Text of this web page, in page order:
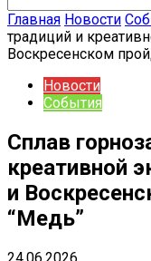
Главная Новости
традиций и
Воскресенском
Новости
События
Сплав
креативной
и
“Медь”